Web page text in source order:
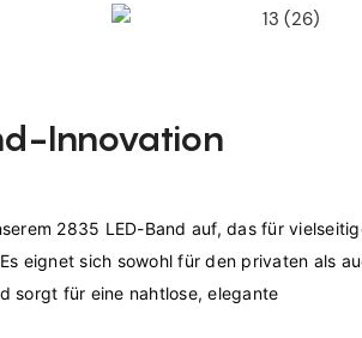
Innovation
2835 LED-Band auf, das für
eignet sich sowohl für den privaten als
sorgt für eine nahtlose, elegante